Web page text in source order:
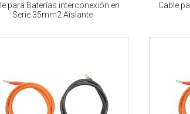
para Baterías interconexión en
Serie 35mm2 Aislante
Cable